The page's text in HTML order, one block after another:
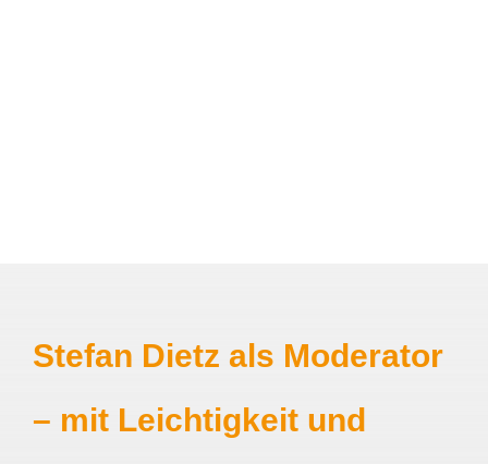
Stefan Dietz als Moderator
– mit Leichtigkeit und